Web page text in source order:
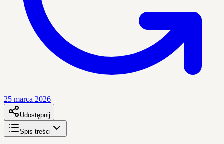
25 marca 2026
Udostępnij
Spis treści